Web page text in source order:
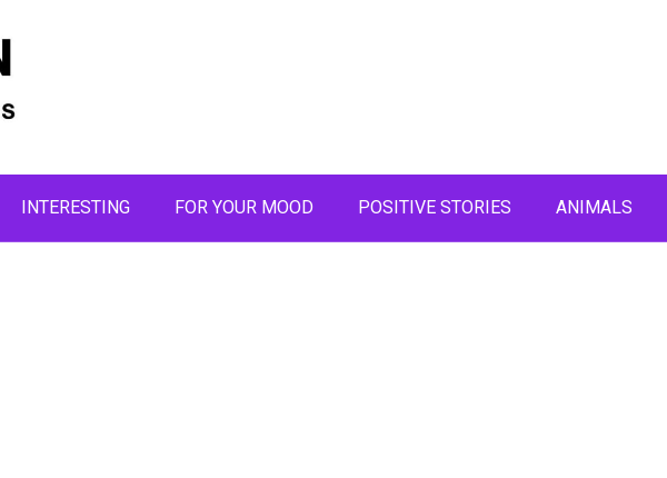
INTERESTING FOR YOUR MOOD POSITIVE STORIES ANIMALS